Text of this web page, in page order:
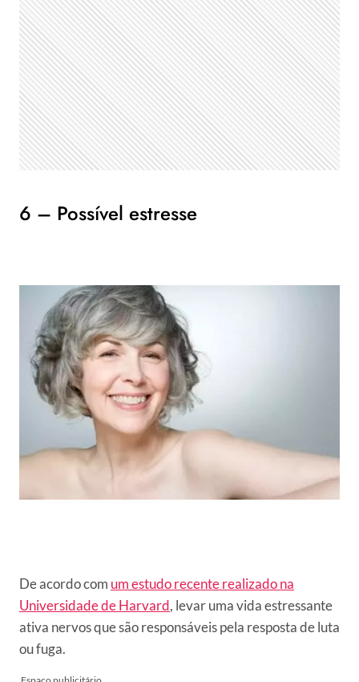
6 – Possível estresse
De acordo com um estudo recente realizado na
Universidade de Harvard, levar uma vida estressante
ativa nervos que são responsáveis pela resposta de luta
ou fuga.